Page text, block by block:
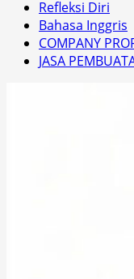
Refleksi Diri
Bahasa Inggris
COMPANY
JASA